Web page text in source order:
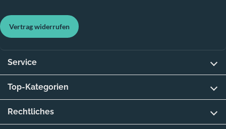
Vertrag widerrufen
Service
Top-Kategorien
Rechtliches